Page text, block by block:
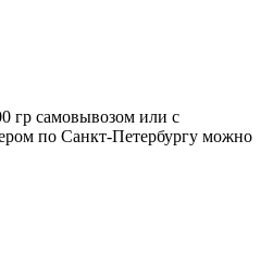
гр самовывозом или с
по Санкт-Петербургу можно